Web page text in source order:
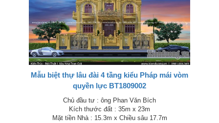
Mẫu biệt thự lâu đài 4 tầng kiểu Pháp mái vòm
quyền lực BT1809002
Chủ đầu tư : ông Phan Văn Bích
Kích thước đất : 35m x 23m
Mặt tiền Nhà : 15.3m x Chiều sâu 17.7m